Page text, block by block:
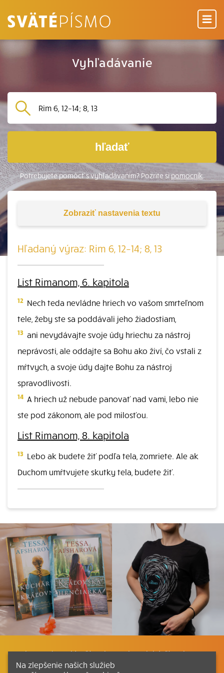
Vyhľadávanie
hľadať
Potrebujete pomôcť s vyhľadávaním? Pozrite sipomocník.
Zobraziť nastavenia textu
Hľadaný výraz: Rim 6, 12–14; 8, 13
List Rimanom, 6. kapitola
12 Nech teda nevládne hriech vo vašom smrteľnom
tele, žeby ste sa poddávali jeho žiadostiam,
13 ani nevydávajte svoje údy hriechu za nástroj
neprávosti, ale oddajte sa Bohu ako živí, čo vstali z
mŕtvych, a svoje údy dajte Bohu za nástroj
spravodlivosti.
14 A hriech už nebude panovať nad vami, lebo nie
ste pod zákonom, ale pod milosťou.
List Rimanom, 8. kapitola
13 Lebo ak budete žiť podľa tela, zomriete. Ale ak
Duchom umŕtvujete skutky tela, budete žiť.
Listovať Plán čítania
Liturgické čítania
Na zlepšenie našich služieb